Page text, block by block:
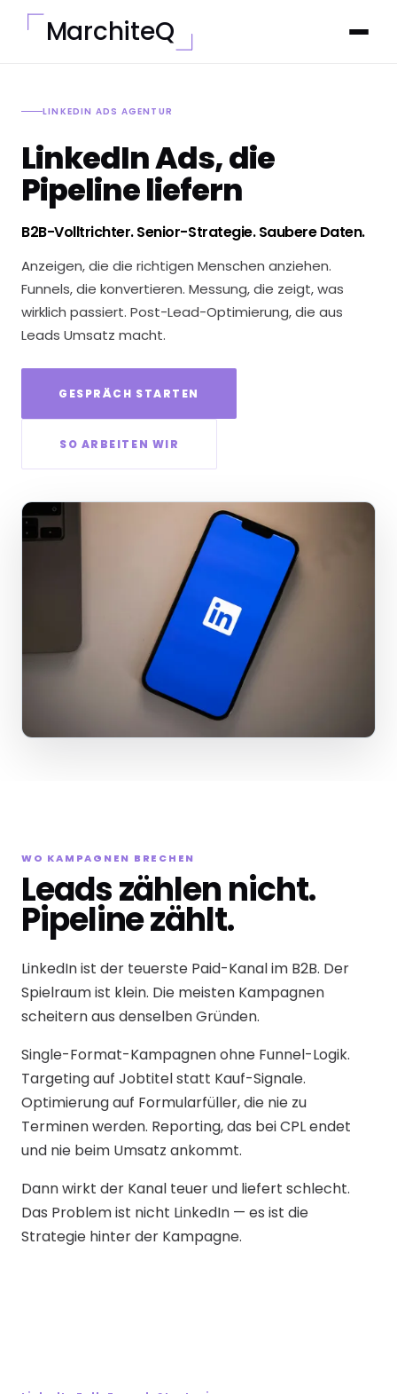
MarchiteQ
LINKEDIN ADS AGENTUR
LinkedIn Ads, die
Pipeline liefern
B2B-Volltrichter. Senior-Strategie. Saubere Daten.
Anzeigen, die die richtigen Menschen anziehen.
Funnels, die konvertieren. Messung, die zeigt, was
wirklich passiert. Post-Lead-Optimierung, die aus
Leads Umsatz macht.
GESPRÄCH STARTEN
SO ARBEITEN WIR
WO KAMPAGNEN BRECHEN
Leads zählen nicht.
Pipeline zählt.
LinkedIn ist der teuerste Paid-Kanal im B2B. Der
Spielraum ist klein. Die meisten Kampagnen
scheitern aus denselben Gründen.
Single-Format-Kampagnen ohne Funnel-Logik.
Targeting auf Jobtitel statt Kauf-Signale.
Optimierung auf Formularfüller, die nie zu
Terminen werden. Reporting, das bei CPL endet
und nie beim Umsatz ankommt.
Dann wirkt der Kanal teuer und liefert schlecht.
Das Problem ist nicht LinkedIn — es ist die
Strategie hinter der Kampagne.